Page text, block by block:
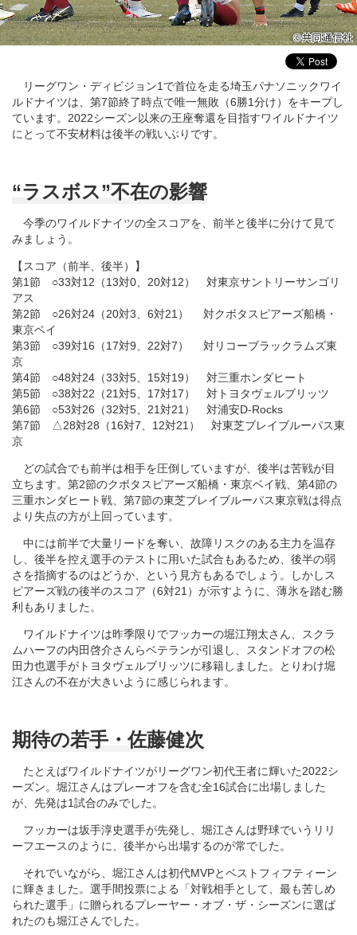
リーグワン・ディビジョン1で首位を走る埼玉パナソニックワイ
ルドナイツは、第7節終了時点で唯一無敗（6勝1分け）をキープし
ています。2022シーズン以来の王座奪還を目指すワイルドナイツ
にとって不安材料は後半の戦いぶりです。
“ラスボス”不在の影響
今季のワイルドナイツの全スコアを、前半と後半に分けて見て
みましょう。
【スコア（前半、後半）】
第1節 ○33対12（13対0、20対12） 対東京サントリーサンゴリ
アス
第2節 ○26対24（20対3、6対21） 対クボタスピアーズ船橋・
東京ベイ
第3節 ○39対16（17対9、22対7） 対リコーブラックラムズ東
京
第4節 ○48対24（33対5、15対19） 対三重ホンダヒート
第5節 ○38対22（21対5、17対17） 対トヨタヴェルブリッツ
第6節 ○53対26（32対5、21対21） 対浦安D-Rocks
第7節 △28対28（16対7、12対21） 対東芝ブレイブルーパス東
京
どの試合でも前半は相手を圧倒していますが、後半は苦戦が目
立ちます。第2節のクボタスピアーズ船橋・東京ベイ戦、第4節の
三重ホンダヒート戦、第7節の東芝ブレイブルーパス東京戦は得点
より失点の方が上回っています。
中には前半で大量リードを奪い、故障リスクのある主力を温存
し、後半を控え選手のテストに用いた試合もあるため、後半の弱
さを指摘するのはどうか、という見方もあるでしょう。しかしス
ピアーズ戦の後半のスコア（6対21）が示すように、薄氷を踏む勝
利もありました。
ワイルドナイツは昨季限りでフッカーの堀江翔太さん、スクラ
ムハーフの内田啓介さんらベテランが引退し、スタンドオフの松
田力也選手がトヨタヴェルブリッツに移籍しました。とりわけ堀
江さんの不在が大きいように感じられます。
期待の若手・佐藤健次
たとえばワイルドナイツがリーグワン初代王者に輝いた2022シ
ーズン。堀江さんはプレーオフを含む全16試合に出場しました
が、先発は1試合のみでした。
フッカーは坂手淳史選手が先発し、堀江さんは野球でいうリリ
ーフエースのように、後半から出場するのが常でした。
それでいながら、堀江さんは初代MVPとベストフィフティーン
に輝きました。選手間投票による「対戦相手として、最も苦しめ
られた選手」に贈られるプレーヤー・オブ・ザ・シーズンに選ば
れたのも堀江さんでした。